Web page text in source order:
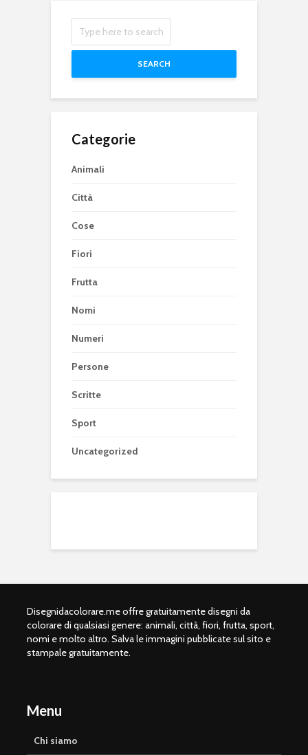
SEARCH
Categorie
Animali
Città
Cose
Fiori
Frutta
Nomi
Numeri
Persone
Scritte
Sport
Uncategorized
Disegnidacolorare.me offre gratuitamente disegni da
colorare di qualsiasi genere: animali, città, fiori, frutta, sport,
nomi e molto altro. Salva le immagini pubblicate sul sito e
stampale gratuitamente.
Menu
Chi siamo